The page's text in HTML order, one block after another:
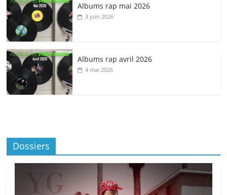
Albums rap mai 2026
3 juin 2026
Albums rap avril 2026
4 mai 2026
Dossiers